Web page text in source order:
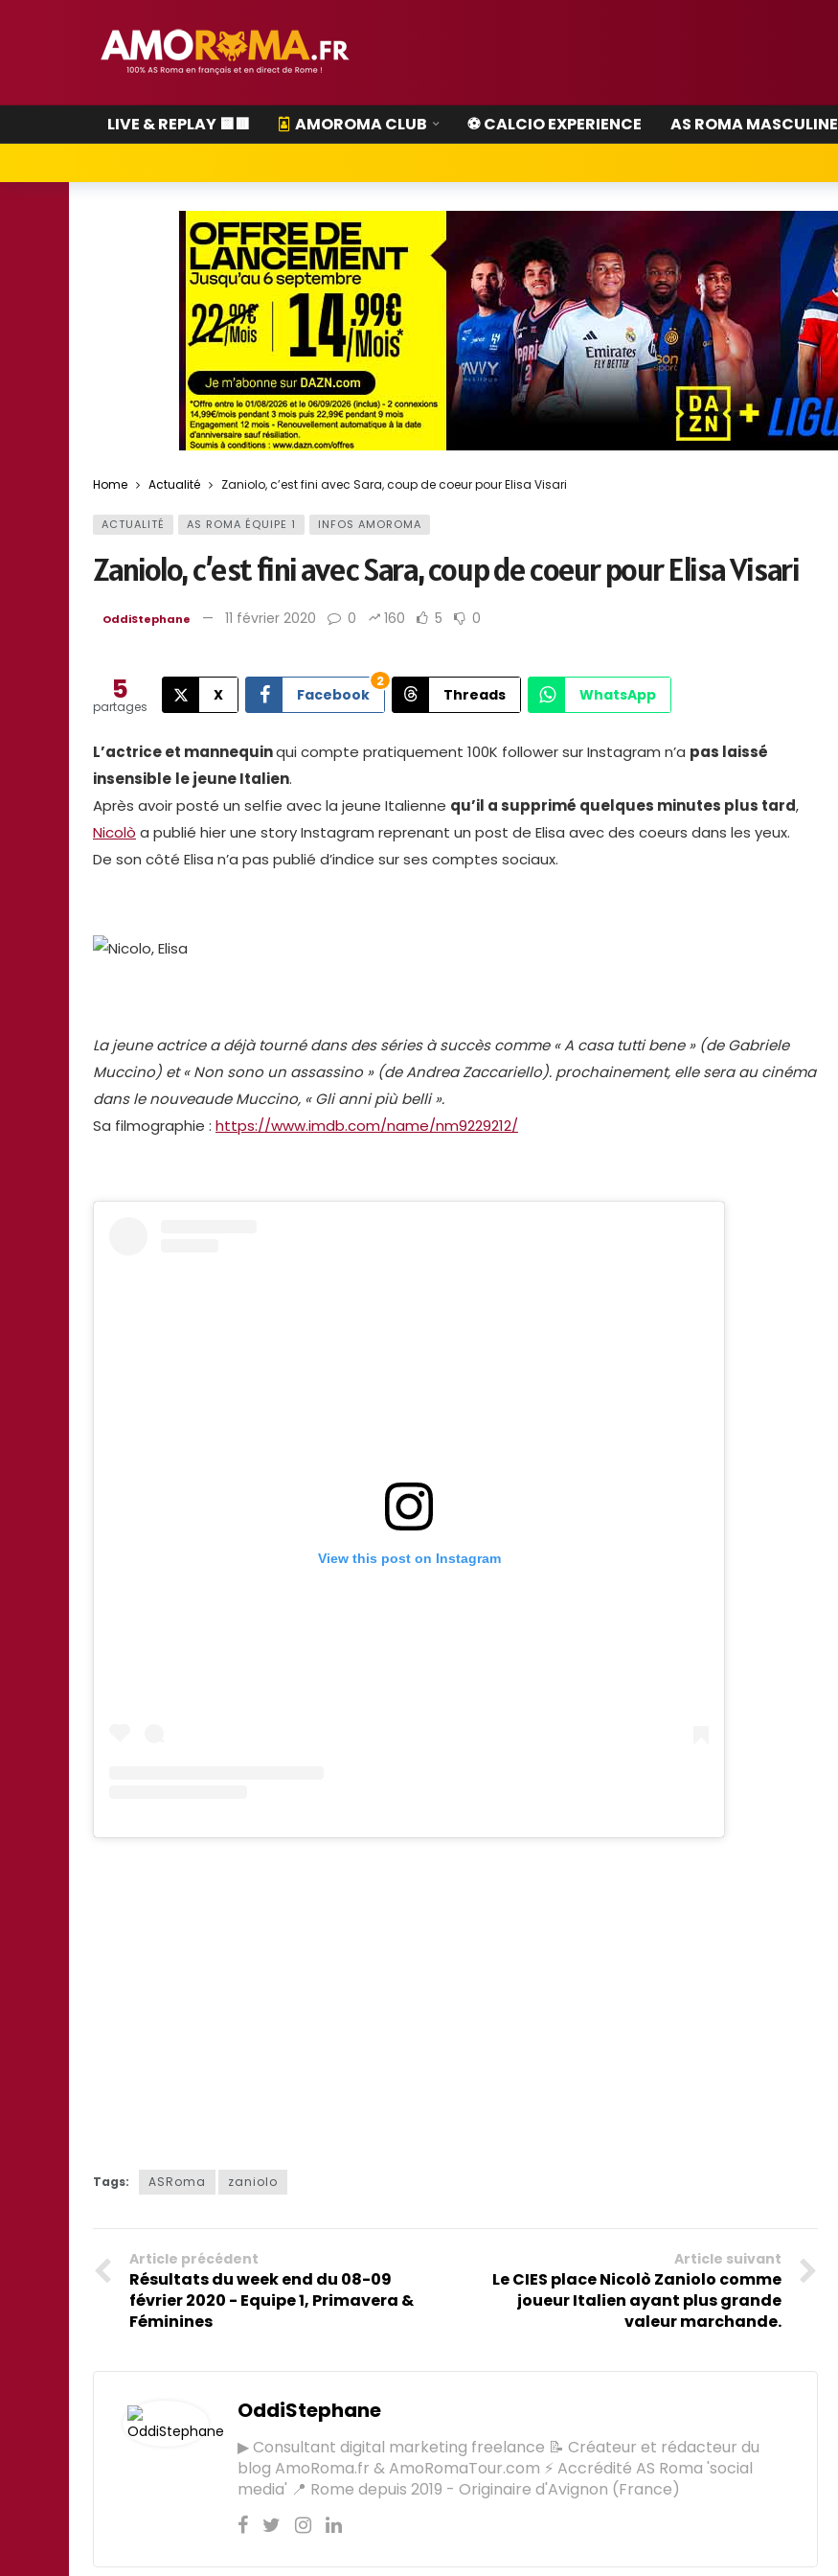
LIVE & REPLAY 🟨🟥 AMOROMA CLUB ⚽ CALCIO EXPERIENCE AS ROMA MASCULINE
Home Actualité Zaniolo, c’est fini avec Sara, coup de coeur pour Elisa Visari
ACTUALITÉ AS ROMA ÉQUIPE 1 INFOS AMOROMA
Zaniolo, c’est fini avec Sara, coup de coeur pour Elisa Visari
OddiStephane 11 février 2020 0 160 5 0
5
partages
X Facebook
2
Threads WhatsApp
L’actrice et mannequinqui compte pratiquement 100K follower sur Instagram n’a pas laissé
insensible le jeune Italien.
Après avoir posté un selfie avec la jeune Italienne qu’il a supprimé quelques minutes plus tard,
Nicolò a publié hier une story Instagram reprenant un post de Elisa avec des coeurs dans les yeux.
De son côté Elisa n’a pas publié d’indice sur ses comptes sociaux.
La jeune actrice a déjà tourné dans des séries à succès comme « A casa tutti bene » (de Gabriele
Muccino) et « Non sono un assassino » (de Andrea Zaccariello). prochainement, elle sera au cinéma
dans le nouveaude Muccino, « Gli anni più belli ».
Sa filmographie : https://www.imdb.com/name/nm9229212/
View this post on Instagram
Tags: ASRoma zaniolo
Article précédent
Résultats du week end du 08-09
février 2020 - Equipe 1, Primavera &
Féminines
Article suivant
Le CIES place Nicolò Zaniolo comme
joueur Italien ayant plus grande
valeur marchande.
OddiStephane
▶ Consultant digital marketing freelance 📝 Créateur et rédacteur du
blog AmoRoma.fr & AmoRomaTour.com ⚡ Accrédité AS Roma 'social
media' 📍 Rome depuis 2019 - Originaire d'Avignon (France)